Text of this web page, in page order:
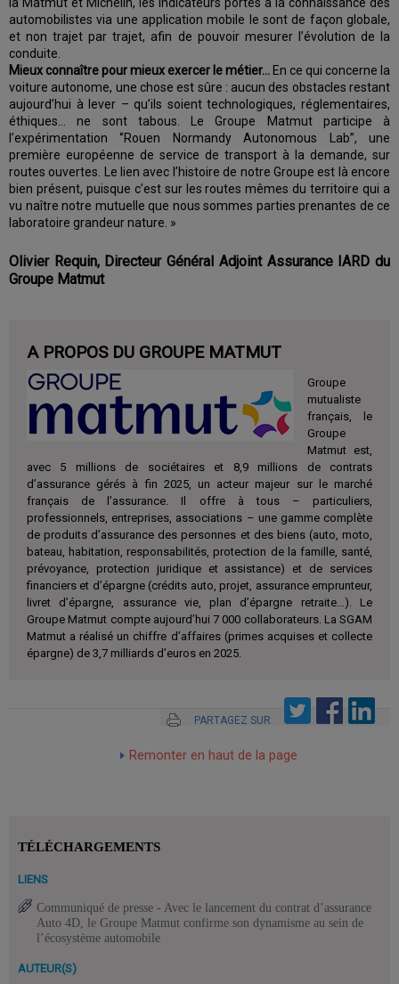
la Matmut et Michelin, les indicateurs portés à la connaissance des
automobilistes via une application mobile le sont de façon globale,
et non trajet par trajet, afin de pouvoir mesurer l’évolution de la
conduite.
Mieux connaître pour mieux exercer le métier... En ce qui concerne la
voiture autonome, une chose est sûre : aucun des obstacles restant
aujourd’hui à lever – qu’ils soient technologiques, réglementaires,
éthiques… ne sont tabous. Le Groupe Matmut participe à
l’expérimentation ‘’Rouen Normandy Autonomous Lab’’, une
première européenne de service de transport à la demande, sur
routes ouvertes. Le lien avec l’histoire de notre Groupe est là encore
bien présent, puisque c’est sur les routes mêmes du territoire qui a
vu naître notre mutuelle que nous sommes parties prenantes de ce
laboratoire grandeur nature. »
Olivier Requin, Directeur Général Adjoint Assurance IARD du
Groupe Matmut
A PROPOS DU GROUPE MATMUT
Groupe
mutualiste
français, le
Groupe
Matmut est,
avec 5 millions de sociétaires et 8,9 millions de contrats
d’assurance gérés à fin 2025, un acteur majeur sur le marché
français de l’assurance. Il offre à tous – particuliers,
professionnels, entreprises, associations – une gamme complète
de produits d’assurance des personnes et des biens (auto, moto,
bateau, habitation, responsabilités, protection de la famille, santé,
prévoyance, protection juridique et assistance) et de services
financiers et d’épargne (crédits auto, projet, assurance emprunteur,
livret d’épargne, assurance vie, plan d’épargne retraite…). Le
Groupe Matmut compte aujourd’hui 7 000 collaborateurs. La SGAM
Matmut a réalisé un chiffre d’affaires (primes acquises et collecte
épargne) de 3,7 milliards d’euros en 2025.
PARTAGEZ SUR
Remonter en haut de la page
TÉLÉCHARGEMENTS
LIENS
Communiqué de presse - Avec le lancement du contrat d’assurance
Auto 4D, le Groupe Matmut confirme son dynamisme au sein de
l’écosystème automobile
AUTEUR(S)